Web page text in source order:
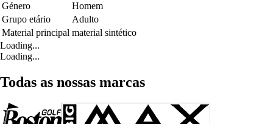
Género
Homem
Grupo etário
Adulto
Material principal material sintético
Loading...
Loading...
Todas as nossas marcas